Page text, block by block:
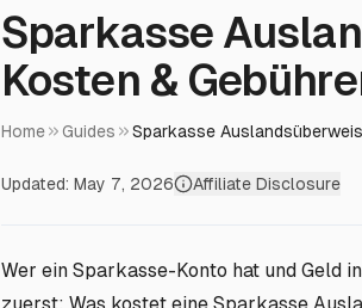
Afrika
Europa
Amerika
Sparkasse
Kosten &
Home Guides Sparkasse
Updated: May 7, 2026 Affiliate Disclosure
Wer ein Sparkasse-Konto hat und Geld